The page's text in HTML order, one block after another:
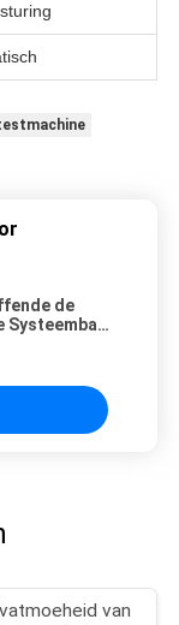
de
Systeembaby
van